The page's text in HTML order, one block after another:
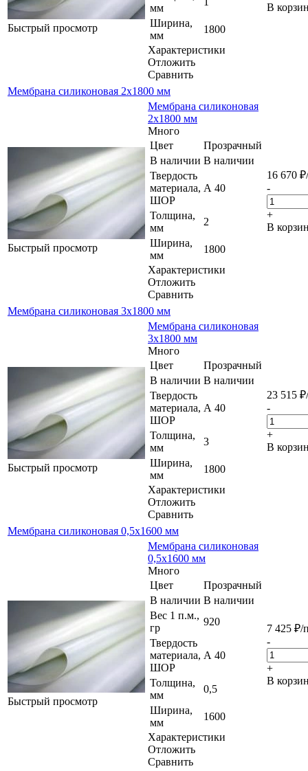
Быстрый просмотр
мм
Ширина,
мм
1800
Характеристики
Отложить
Сравнить
В
Мембрана силиконовая 2х1800 мм
Быстрый просмотр
Мембрана силиконовая
2х1800 мм
Много
Цвет
Прозрачный
В наличии В наличии
Твердость
материала,
ШОР
А 40
Толщина,
мм
2
Ширина,
мм
1800
Характеристики
Отложить
Сравнить
16 670 ₽
-
+
В
Мембрана силиконовая 3х1800 мм
Быстрый просмотр
Мембрана силиконовая
3х1800 мм
Много
Цвет
Прозрачный
В наличии В наличии
Твердость
материала,
ШОР
А 40
Толщина,
мм
3
Ширина,
мм
1800
Характеристики
Отложить
Сравнить
23 515 ₽
-
+
В
Мембрана силиконовая 0,5х1600 мм
Быстрый просмотр
Мембрана силиконовая
0,5х1600 мм
Много
Цвет
Прозрачный
В наличии В наличии
Вес 1 п.м.,
гр
920
Твердость
материала,
ШОР
А 40
Толщина,
мм
0,5
Ширина,
мм
1600
Характеристики
Отложить
Сравнить
7 425 ₽/
-
+
В